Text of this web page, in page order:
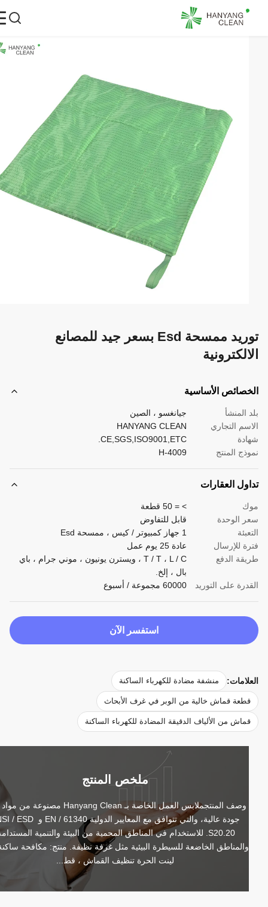
توريد ممسحة Esd بسعر جيد للمصانع
الأساسية
جيانغسو ، الصين
التجاري
HANYANG CLEAN
CE,SGS,ISO9001,ETC.
المنتج
H-4009
العقارات
الوحدة
قابل للتفاوض
للإرسال
الدفع
T / T ، L / C ، ويسترن يونيون ، موني جرام ، باي
بال ، إلخ.
على التوريد
60000 مجموعة / أسبوع
استفسر الآن
منشفة مضادة للكهرباء الساكنة
قماش خالية من الوبر في غرف الأبحاث
من الألياف الدقيقة المضادة للكهرباء الساكنة
ملخص المنتج
وصف المنتجملابس العمل الخاصة بـ Hanyang Clean مصنوعة من مواد ذات
جودة عالية، والتي تتوافق مع المعايير الدولية EN / 61340 و ANSI / ESD
S20.20. للاستخدام في المناطق المحمية من البيئة والتنمية المستدامة
والمناطق الخاضعة للسيطرة البيئية مثل غرفة نظيفة. منتج: مكافحة ساكنة esd
لينت الحرة تنظيف القماش ، قط...